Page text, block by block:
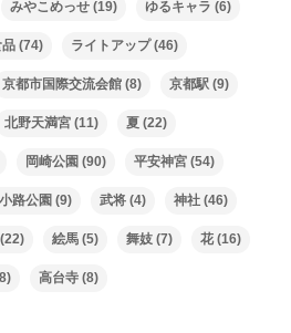
みやこめっせ(19) ゆるキャラ (6)
(74) ライトアップ(46)
京都市国際交流会館(8) 京都駅(9)
北野天満宮(11) 夏(22)
岡崎公園 (90) 平安神宮(54)
路公園 (9) 武将(4) 神社(46)
絵馬(5) 舞妓(7) 花(16)
高台寺(8)